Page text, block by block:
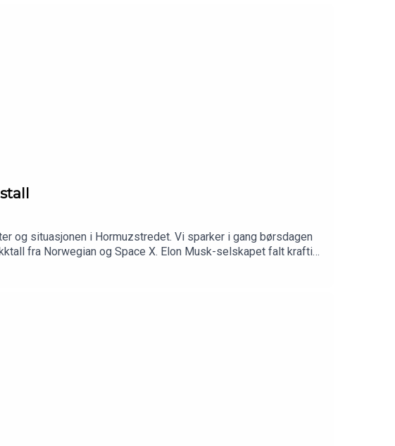
og situasjonen i Hormuzstredet. Vi sparker i gang børsdagen
fra Norwegian og Space X. Elon Musk-selskapet falt kraftig
det at mange innsidere nå vil selge? Vi spør